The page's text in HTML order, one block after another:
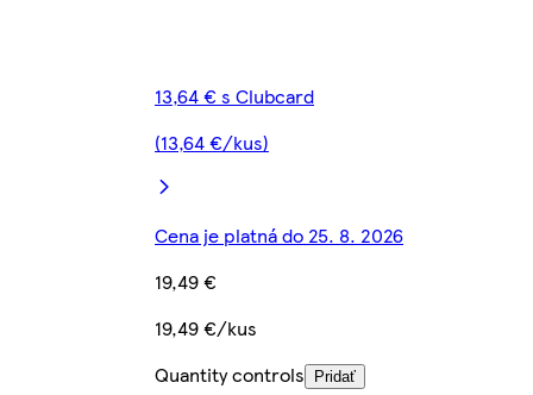
13,64 € s Clubcard
(13,64 €/kus)
Cena je platná do 25. 8. 2026
19,49 €
19,49 €/kus
Quantity controls
Pridať